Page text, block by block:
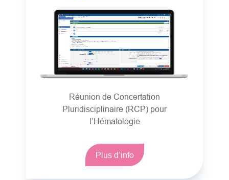
Réunion de Concertation
Pluridisciplinaire (RCP) pour
l’Hématologie
Plus d’info